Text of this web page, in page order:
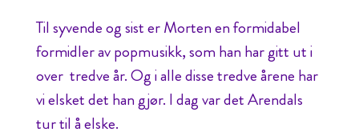
Til syvende og sist er Morten en formidabel
formidler av popmusikk, som han har gitt ut i
over tredve år. Og i alle disse tredve årene har
vi elsket det han gjør. I dag var det Arendals
tur til å elske.